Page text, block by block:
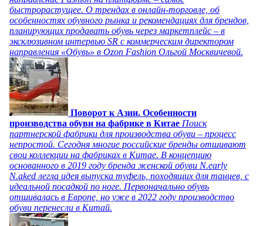
быстрорастущее. О трендах в онлайн-торговле, об
особенностях обувного рынка и рекомендациях для брендов,
планирующих продавать обувь через маркетплейс – в
эксклюзивном интервью SR с коммерческим директором
направления «Обувь» в Ozon Fashion Ольгой Москвичевой.
Поворот к Азии. Особенности
производства обуви на фабрике в Китае Поиск
партнерской фабрики для производства обуви – процесс
непростой. Сегодня многие российские бренды отшивают
свои коллекции на фабриках в Китае. В концепцию
основанного в 2019 году бренда женской обуви N.early
N.aked легла идея выпуска туфель, походящих для танцев, с
идеальной посадкой по ноге. Первоначально обувь
отшивалась в Европе, но уже в 2022 году производство
обуви перенесли в Китай.